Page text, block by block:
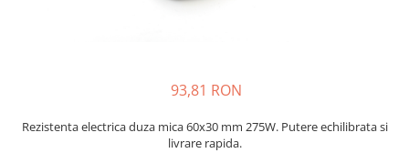
Rezistente electrice plate mica
Rezistentele tubulare flexibile
93,81 RON
Rezistenta electrica duza mica 60x30 mm 275W. Putere echilibrata si
livrare rapida.